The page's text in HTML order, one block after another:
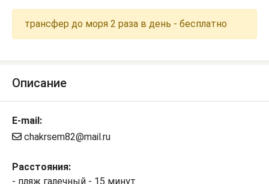
трансфер до моря 2 раза в день - бесплатно
Описание
E-mail:
chakrsem82@mail.ru
Расстояния:
- пляж галечный - 15 минут